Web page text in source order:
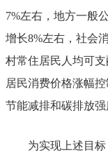
7%左右，地方一般
增长8%左右，社会
村常住居民人均可
居民消费价格涨幅控
节能减排和碳排放强
为实现上述目